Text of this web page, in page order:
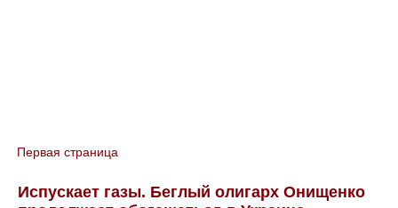
You are here
Первая страница
Испускает газы. Беглый олигарх Онищенко